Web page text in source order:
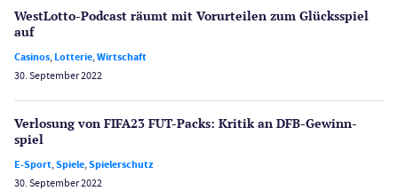
WestLotto-Podcast räumt mit Vorurteilen zum Glücksspiel
auf
Casinos,Lotterie,Wirtschaft
30. September 2022
Verlosung von FIFA23 FUT-Packs: Kritik an DFB-Gewinn­
spiel
E-Sport,Spiele,Spielerschutz
30. September 2022